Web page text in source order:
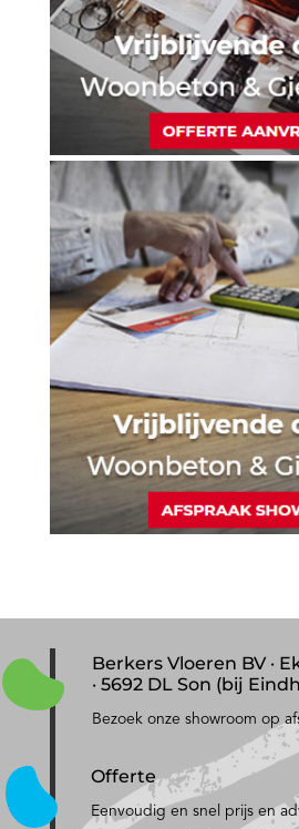
Berkers Vloeren BV ·
· 5692 DL Son (bij
Bezoek onze showroom op
Offerte
Eenvoudig en snel prijs en